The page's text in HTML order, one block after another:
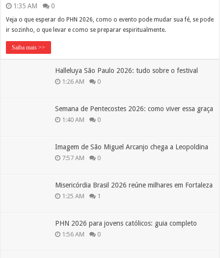
1:35 AM 0
Veja o que esperar do PHN 2026, como o evento pode mudar sua fé, se pode
ir sozinho, o que levar e como se preparar espiritualmente.
Saiba mais >>
Halleluya São Paulo 2026: tudo sobre o festival
1:26 AM 0
Semana de Pentecostes 2026: como viver essa graça
1:40 AM 0
Imagem de São Miguel Arcanjo chega a Leopoldina
7:57 AM 0
Misericórdia Brasil 2026 reúne milhares em Fortaleza
1:25 AM 1
PHN 2026 para jovens católicos: guia completo
1:56 AM 0